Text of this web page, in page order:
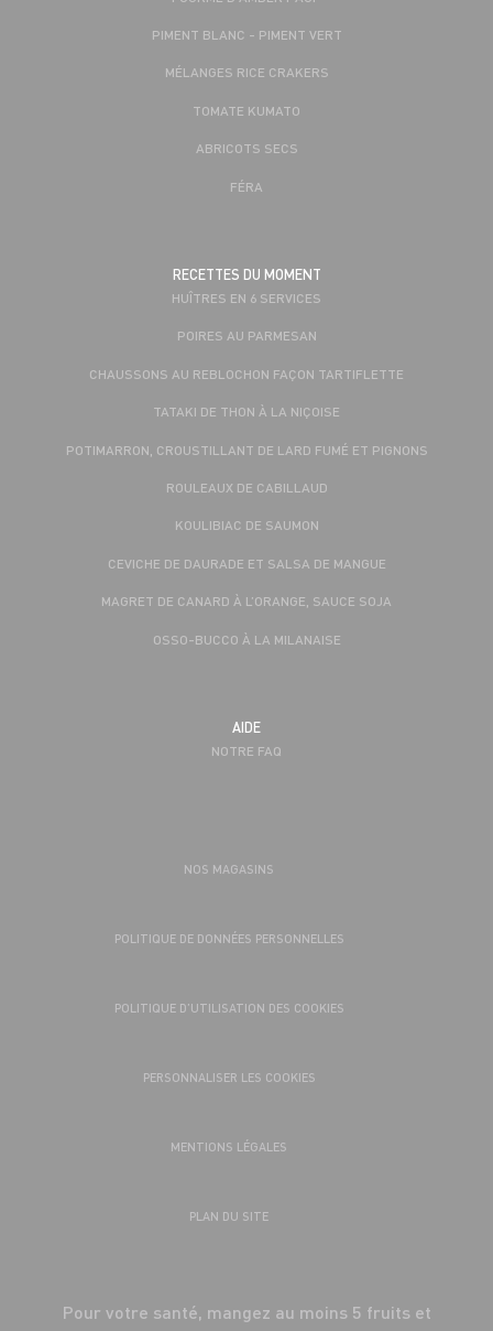
PIMENT BLANC - PIMENT VERT
MÉLANGES RICE CRAKERS
TOMATE KUMATO
ABRICOTS SECS
FÉRA
RECETTES DU MOMENT
HUÎTRES EN 6 SERVICES
POIRES AU PARMESAN
CHAUSSONS AU REBLOCHON FAÇON TARTIFLETTE
TATAKI DE THON À LA NIÇOISE
POTIMARRON, CROUSTILLANT DE LARD FUMÉ ET PIGNONS
ROULEAUX DE CABILLAUD
KOULIBIAC DE SAUMON
CEVICHE DE DAURADE ET SALSA DE MANGUE
MAGRET DE CANARD À L’ORANGE, SAUCE SOJA
OSSO-BUCCO À LA MILANAISE
AIDE
NOTRE FAQ
NOS MAGASINS
POLITIQUE DE DONNÉES PERSONNELLES
POLITIQUE D’UTILISATION DES COOKIES
PERSONNALISER LES COOKIES
MENTIONS LÉGALES
PLAN DU SITE
Pour votre santé, mangez au moins 5 fruits et